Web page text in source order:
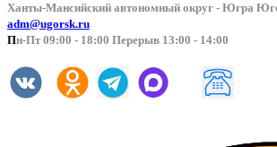
Ханты-Мансийский автономный округ - Югра
adm@ugorsk.ru
Пн-Пт 09:00 - 18:00 Перерыв 13:00 - 14:00